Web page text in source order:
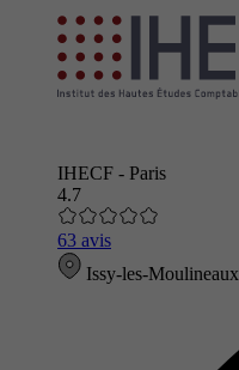
IHECF - Paris
4.7
63 avis
Issy-les-Moulineaux